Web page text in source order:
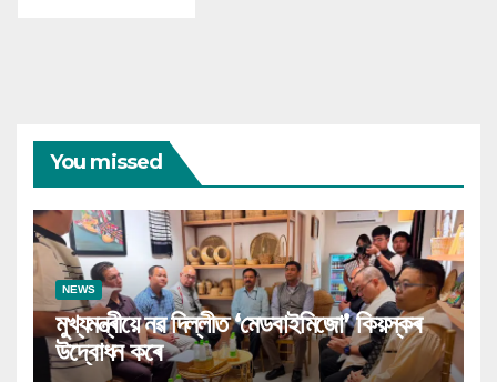
You missed
NEWS
মুখ্যমন্ত্ৰীয়ে নৱ দিল্লীত ‘মেডবাইমিজো’ কিয়স্কৰ
উদ্বোধন কৰে